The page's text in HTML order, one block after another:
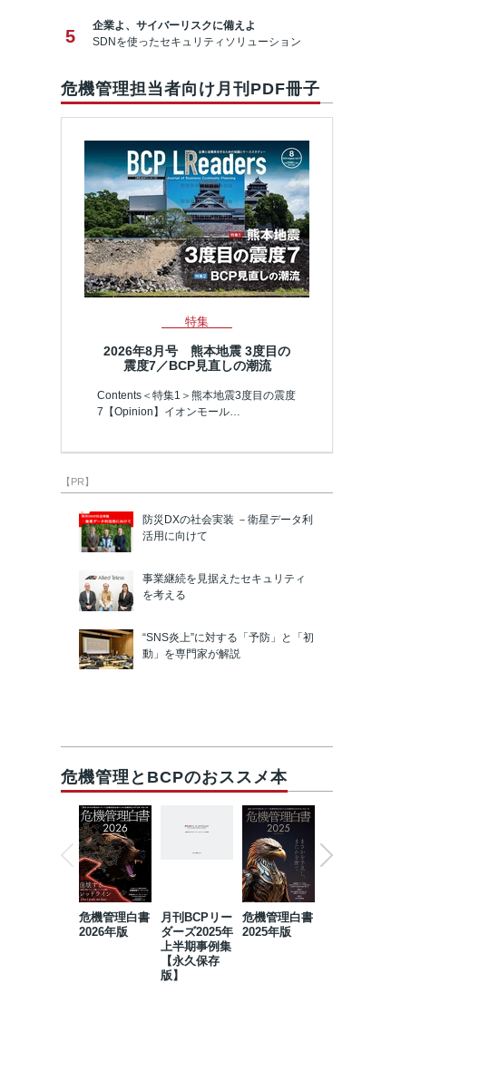
5
企業よ、サイバーリスクに備えよ
SDNを使ったセキュリティソリューション
危機管理担当者向け月刊PDF冊子
特集
2026年8月号 熊本地震 3度目の
震度7／BCP見直しの潮流
Contents＜特集1＞熊本地震3度目の震度
7【Opinion】イオンモール…
【PR】
防災DXの社会実装 －衛星データ利
活用に向けて
事業継続を見据えたセキュリティ
を考える
“SNS炎上”に対する「予防」と「初
動」を専門家が解説
危機管理とBCPのおススメ本
危機管理白書
2026年版
月刊BCPリー
ダーズ2025年
上半期事例集
【永久保存
版】
危機管理白書
2025年版